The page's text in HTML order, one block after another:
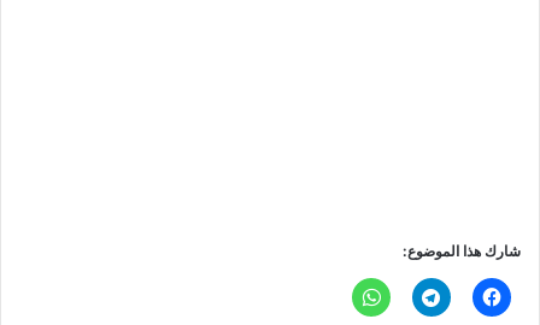
شارك هذا الموضوع: